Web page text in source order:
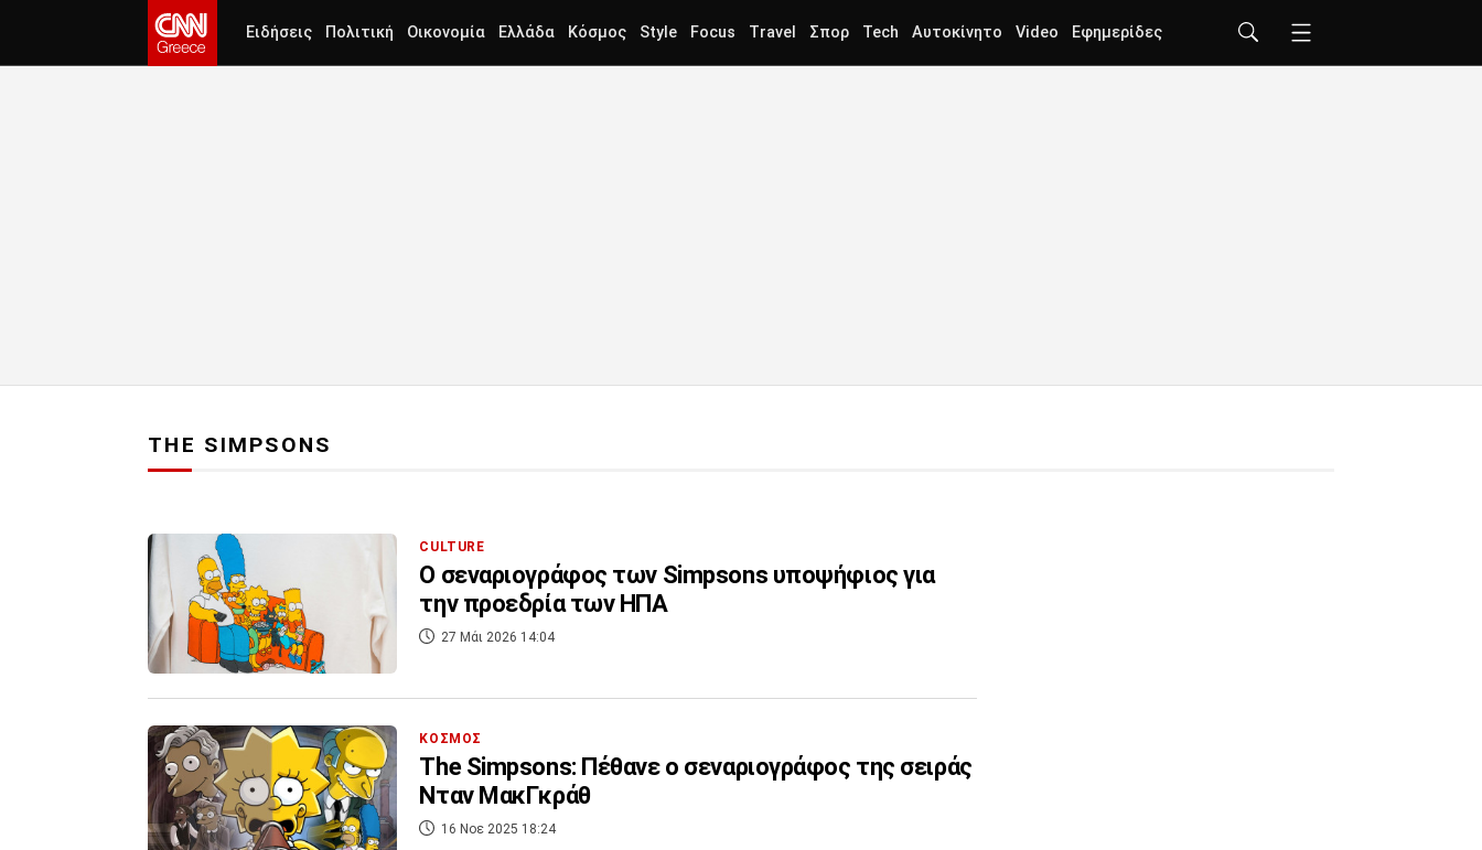
Ειδήσεις Πολιτική Οικονομία Ελλάδα Κόσμος Style Focus Travel Σπορ Tech Αυτοκίνητο Video Εφημερίδες
THE SIMPSONS
CULTURE
Ο σεναριογράφος των Simpsons υποψήφιος για
την προεδρία των ΗΠΑ
27 Μάι 2026 14:04
ΚΟΣΜΟΣ
The Simpsons: Πέθανε ο σεναριογράφος της σειράς
Νταν ΜακΓκράθ
16 Νοε 2025 18:24